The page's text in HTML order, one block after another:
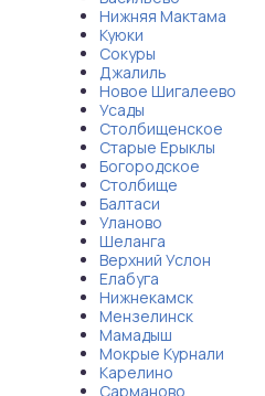
Нижняя Мактама
Куюки
Сокуры
Джалиль
Новое Шигалеево
Усады
Столбищенское
Старые Ерыклы
Богородское
Столбище
Балтаси
Уланово
Шеланга
Верхний Услон
Елабуга
Нижнекамск
Мензелинск
Мамадыш
Мокрые Курнали
Карелино
Сарманово